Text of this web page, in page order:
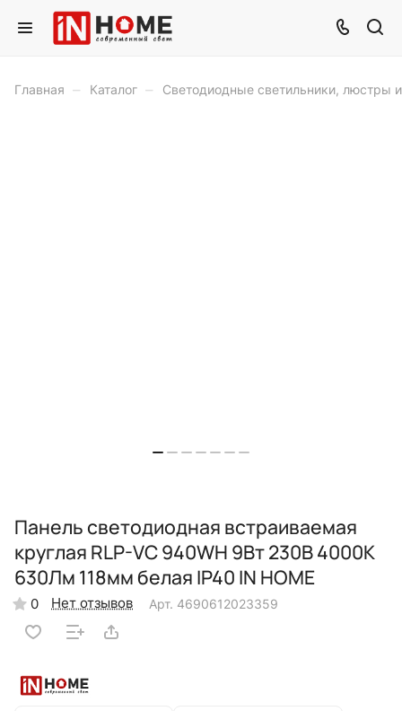
Главная – Каталог – Светодиодные светильники, люстры
Панель светодиодная встраиваемая
круглая RLP-VC 940WH 9Вт 230В 4000К
630Лм 118мм белая IP40 IN HOME
0 Нет отзывов Арт. 4690612023359